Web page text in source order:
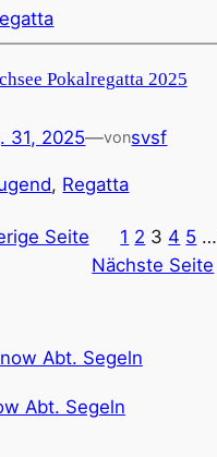
Pokalregatta 2025
31, 2025—vonsvsf
, Regatta
Seite 1 2 3 4 5 …
Nächste Seite
Abt. Segeln